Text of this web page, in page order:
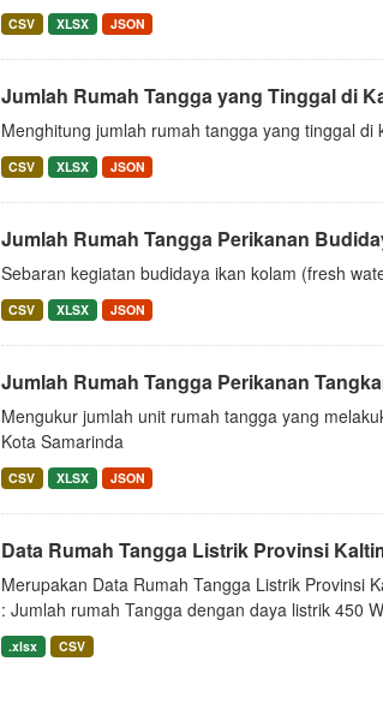
CSV XLSX JSON
Jumlah Rumah Tangga yang Tinggal di
Menghitung jumlah rumah tangga yang tinggal di
CSV XLSX JSON
Jumlah Rumah Tangga Perikanan
Sebaran kegiatan budidaya ikan kolam (fresh
CSV XLSX JSON
Jumlah Rumah Tangga Perikanan
Mengukur jumlah unit rumah tangga yang
Kota Samarinda
CSV XLSX JSON
Data Rumah Tangga Listrik Provinsi
Merupakan Data Rumah Tangga Listrik Provinsi
: Jumlah rumah Tangga dengan daya listrik 450
.xlsx CSV